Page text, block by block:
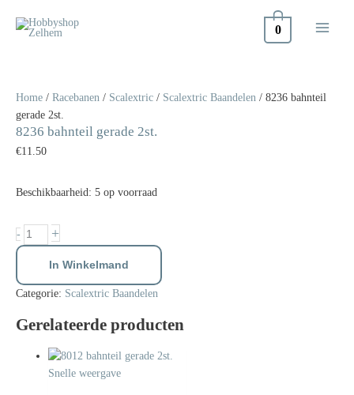
naar
0
Home / Racebanen / Scalextric / Scalextric Baandelen / 8236 bahnteil
gerade 2st.
8236 bahnteil gerade 2st.
€11.50
Beschikbaarheid: 5 op voorraad
-
gerade
2st.
aantal
+
In Winkelmand
Categorie: Scalextric Baandelen
Gerelateerde producten
Snelle weergave